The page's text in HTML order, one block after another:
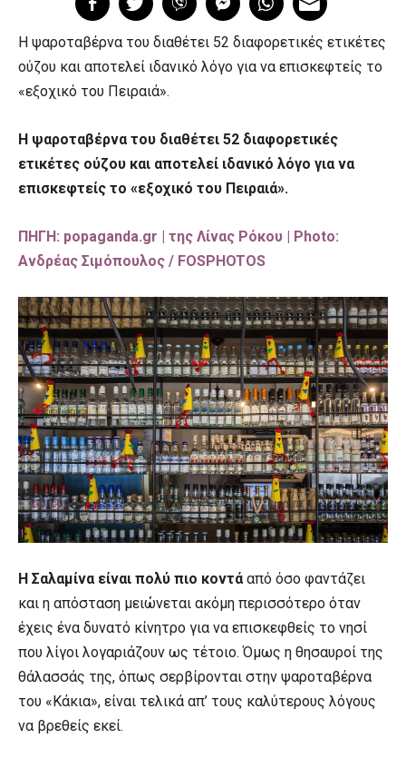
Η ψαροταβέρνα του διαθέτει 52 διαφορετικές ετικέτες
ούζου και αποτελεί ιδανικό λόγο για να επισκεφτείς τo
«εξοχικό του Πειραιά».
Η ψαροταβέρνα του διαθέτει 52 διαφορετικές
ετικέτες ούζου και αποτελεί ιδανικό λόγο για να
επισκεφτείς τo «εξοχικό του Πειραιά».
ΠΗΓΗ: popaganda.gr | της Λίνας Ρόκου | Photo:
Ανδρέας Σιμόπουλος / FOSPHOTOS
Η Σαλαμίνα είναι πολύ πιο κοντάαπό όσο φαντάζει
και η απόσταση μειώνεται ακόμη περισσότερο όταν
έχεις ένα δυνατό κίνητρο για να επισκεφθείς το νησί
που λίγοι λογαριάζουν ως τέτοιο. Όμως η θησαυροί της
θάλασσάς της, όπως σερβίρονται στην ψαροταβέρνα
του «Κάκια», είναι τελικά απ’ τους καλύτερους λόγους
να βρεθείς εκεί.